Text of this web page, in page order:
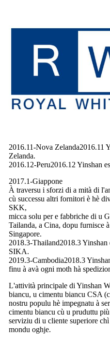
2016.11-Nova Zelanda2016.11
Zelanda.
2016.12-Peru2016.12 Yinshan
2017.1-Giappone
À traversu i sforzi di a mità di
cù successu altri fornitori è hè
SKK,
micca solu per e fabbriche di u
Tailanda, a Cina, dopu furnisce
Singapore.
2018.3-Thailand2018.3
SIKA.
2019.3-Cambodia2018.3
finu à avà ogni moth hà
L'attività principale di Yinshan
biancu, u cimentu biancu CSA
nostru populu hè impegnatu à
cimentu biancu cù u pruduttu
serviziu di u cliente superiore
mondu oghje.